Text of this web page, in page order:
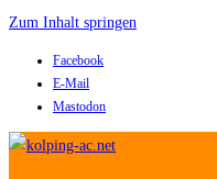
Zum Inhalt springen
Facebook
E-Mail
Mastodon